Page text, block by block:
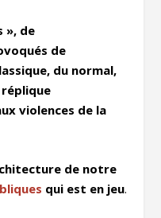
», de
de
du normal,
réplique
violences de la
de notre
qui est en jeu.